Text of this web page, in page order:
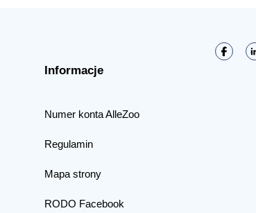
Informacje
Numer konta AlleZoo
Regulamin
Mapa strony
RODO Facebook